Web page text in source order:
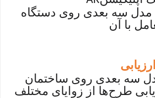
مدل سه بعدی روی دستگاه
با آن
سه بعدی روی ساختمان
طرح‌ها از زوایای مختلف